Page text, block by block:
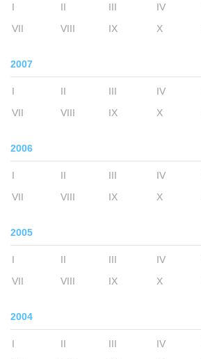
I II III IV
VII
VIII IX X
2007
I II III IV
VII
VIII IX X
2006
I II III IV
VII
VIII IX X
2005
I II III IV
VII
VIII IX X
2004
I II III IV